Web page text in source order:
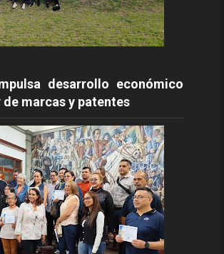
desarrollo económico
marcas y patentes